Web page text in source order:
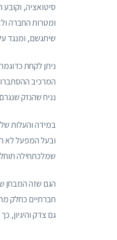
סיטואציה,
ומטרות החברה
שיתגשם, ומנגד
ניתן לקחת
המרכיב
נניח שהנזק
במידה והעלות
ובעל המפעל לא
שמלכתחילה
הגם שזה המבחן
חברתיים כחלק
גם צדק והיגיון,